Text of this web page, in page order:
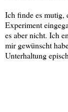
Ich finde es mutig,
Experiment
es aber nicht. Ich
mir gewünscht
Unterhaltung